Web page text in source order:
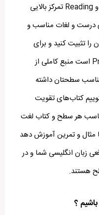
Receptive خود یعنی Listening و Reading تمرکز بالایی
درست و لغات مناسب و
را تثبیت کنید و برای
حرف زدن که یک مهارت Productive است منبع کاملی از
سطحتان داشته
کتاب‌های تقویت
هر سطح و کتاب لغت
مثال و تمرین آموزش دهد
زبان انگلیسی شما و در
هستند.
؟